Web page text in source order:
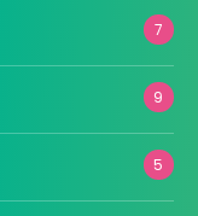
7
9
5